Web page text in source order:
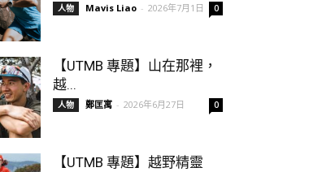
人物 Mavis Liao - 2026年7月1日 0
【UTMB 專題】山在那裡，
越...
人物 鄭匡寓 - 2026年6月27日 0
【UTMB 專題】越野精靈